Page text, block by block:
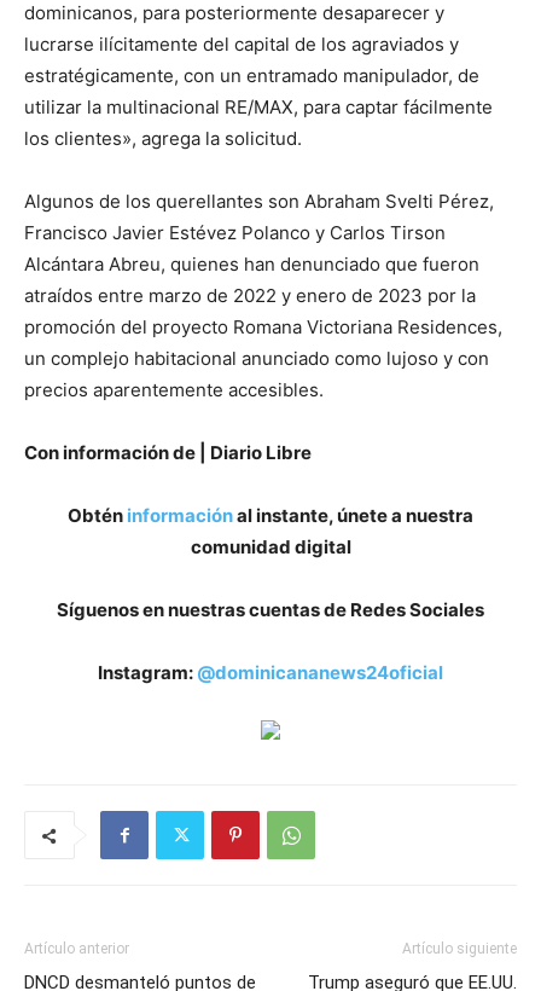
dominicanos, para posteriormente desaparecer y
lucrarse ilícitamente del capital de los agraviados y
estratégicamente, con un entramado manipulador, de
utilizar la multinacional RE/MAX, para captar fácilmente
los clientes», agrega la solicitud.
Algunos de los querellantes son Abraham Svelti Pérez,
Francisco Javier Estévez Polanco y Carlos Tirson
Alcántara Abreu, quienes han denunciado que fueron
atraídos entre marzo de 2022 y enero de 2023 por la
promoción del proyecto Romana Victoriana Residences,
un complejo habitacional anunciado como lujoso y con
precios aparentemente accesibles.
Con información de | Diario Libre
Obtén informaciónal instante, únete a nuestra
comunidad digital
Síguenos en nuestras cuentas de Redes Sociales
Instagram: @dominicananews24oficial
Artículo anterior
DNCD desmanteló puntos de
Artículo siguiente
Trump aseguró que EE.UU.